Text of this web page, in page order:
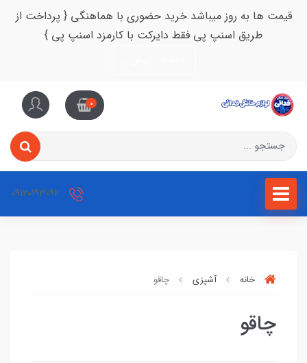
قیمت ها به روز میباشد.خرید حضوری با هماهنگی { پرداخت از
طریق اسنپ پی فقط دایرکت با کارمزد اسنپ پی }
0
خانه آشپزی چاقو
چاقو